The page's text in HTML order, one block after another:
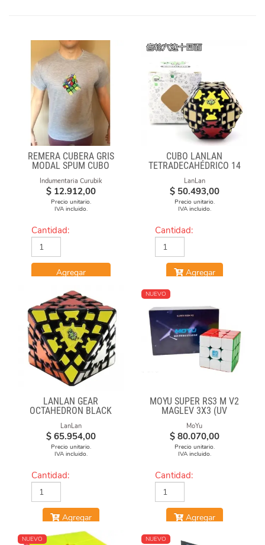
REMERA CUBERA GRIS
MODAL SPUM CUBO
Indumentaria Curubik
$ 12.912,00
Precio unitario.
IVA incluido.
Cantidad:
Agregar
CUBO LANLAN
TETRADECAHÉDRICO 14
FACES GEAR CUBE
BLACK
LanLan
$ 50.493,00
Precio unitario.
IVA incluido.
Cantidad:
Agregar
LANLAN GEAR
OCTAHEDRON BLACK
LanLan
$ 65.954,00
Precio unitario.
IVA incluido.
Cantidad:
Agregar
NUEVO
MOYU SUPER RS3 M V2
MAGLEV 3X3 (UV
COATED)
MoYu
$ 80.070,00
Precio unitario.
IVA incluido.
Cantidad:
Agregar
NUEVO NUEVO